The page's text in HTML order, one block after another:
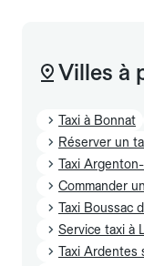
Villes à
Taxi à Bonnat
Réserver un
Taxi
Commander
Taxi Boussac
Service taxi à
Taxi Ardentes